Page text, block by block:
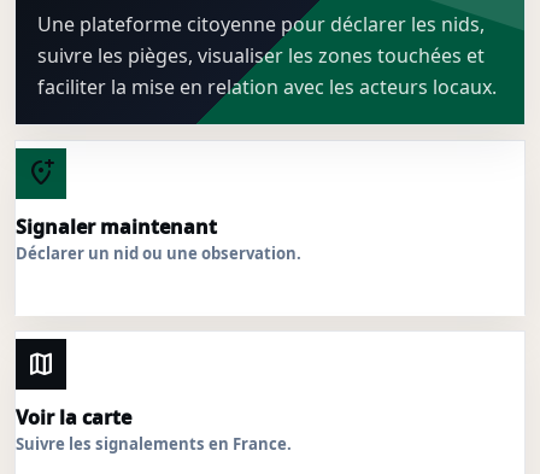
Une plateforme citoyenne pour déclarer les nids,
suivre les pièges, visualiser les zones touchées et
faciliter la mise en relation avec les acteurs locaux.
add_location_alt
Signaler maintenant
Déclarer un nid ou une observation.
map
Voir la carte
Suivre les signalements en France.